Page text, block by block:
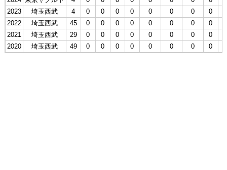
2023
埼玉西武 4 0 0 0 0 0 0 0 0
2022
埼玉西武 45 0 0 0 0 0 0 0 0
2021
埼玉西武 29 0 0 0 0 0 0 0 0
2020
埼玉西武 49 0 0 0 0 0 0 0 0